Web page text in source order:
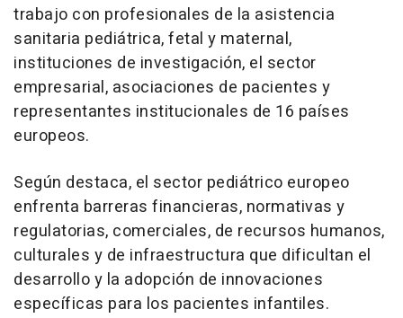
trabajo con profesionales de la asistencia
sanitaria pediátrica, fetal y maternal,
instituciones de investigación, el sector
empresarial, asociaciones de pacientes y
representantes institucionales de 16 países
europeos.
Según destaca, el sector pediátrico europeo
enfrenta barreras financieras, normativas y
regulatorias, comerciales, de recursos humanos,
culturales y de infraestructura que dificultan el
desarrollo y la adopción de innovaciones
específicas para los pacientes infantiles.